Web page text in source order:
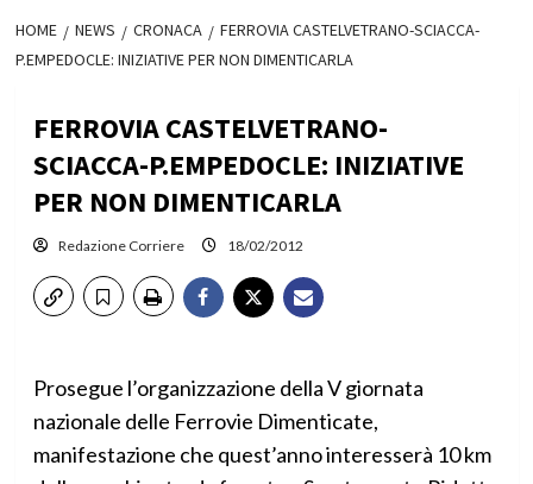
HOME NEWS CRONACA
FERROVIA CASTELVETRANO-SCIACCA-
P.EMPEDOCLE: INIZIATIVE PER NON DIMENTICARLA
FERROVIA CASTELVETRANO-
SCIACCA-P.EMPEDOCLE: INIZIATIVE
PER NON DIMENTICARLA
Redazione Corriere 18/02/2012
Prosegue l’organizzazione della V giornata
nazionale delle Ferrovie Dimenticate,
manifestazione che quest’anno interesserà 10 km